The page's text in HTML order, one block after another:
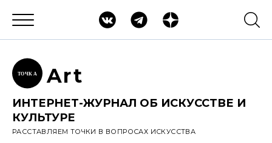
ТОЧК А Art
ИНТЕРНЕТ-ЖУРНАЛ ОБ ИСКУССТВЕ И
КУЛЬТУРЕ
РАССТАВЛЯЕМ ТОЧКИ В ВОПРОСАХ ИСКУССТВА